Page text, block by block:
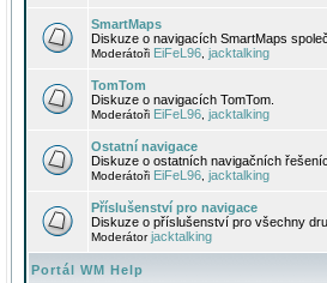
SmartMaps
Diskuze o navigacích SmartMaps
Moderátoři EiFeL96 jacktalking
TomTom
Diskuze o navigacích TomTom.
Moderátoři EiFeL96 jacktalking
Ostatní navigace
Diskuze o ostatních navigačních
Moderátoři EiFeL96 jacktalking
Příslušenství pro navigace
Diskuze o příslušenství pro všechny
Moderátorjacktalking
Portál WM Help